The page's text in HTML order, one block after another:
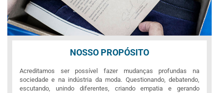
NOSSO PROPÓSITO
Acreditamos ser possível fazer mudanças profundas na
sociedade e na indústria da moda. Questionando, debatendo,
escutando, unindo diferentes, criando empatia e gerando